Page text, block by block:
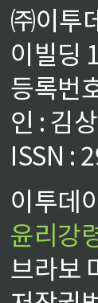
㈜이투
이빌딩
등록번
인 : 김
ISSN :
이투데
윤리강
브라보